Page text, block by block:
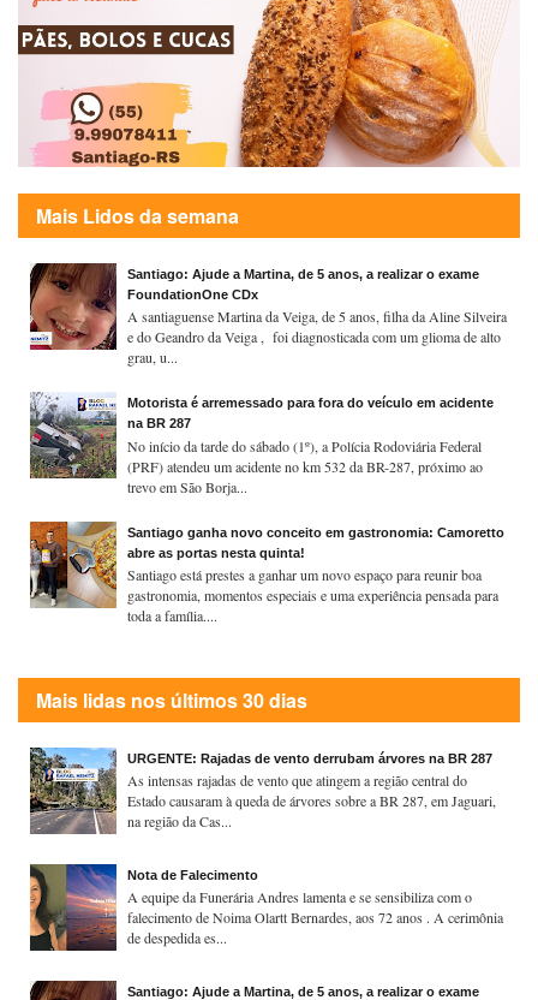
Mais Lidos da semana
Santiago: Ajude a Martina, de 5 anos, a realizar o exame
FoundationOne CDx
A santiaguense Martina da Veiga, de 5 anos, filha da Aline Silveira
e do Geandro da Veiga , foi diagnosticada com um glioma de alto
grau, u...
Motorista é arremessado para fora do veículo em acidente
na BR 287
No início da tarde do sábado (1º), a Polícia Rodoviária Federal
(PRF) atendeu um acidente no km 532 da BR-287, próximo ao
trevo em São Borja...
Santiago ganha novo conceito em gastronomia: Camoretto
abre as portas nesta quinta!
Santiago está prestes a ganhar um novo espaço para reunir boa
gastronomia, momentos especiais e uma experiência pensada para
toda a família....
Mais lidas nos últimos 30 dias
URGENTE: Rajadas de vento derrubam árvores na BR 287
As intensas rajadas de vento que atingem a região central do
Estado causaram à queda de árvores sobre a BR 287, em Jaguari,
na região da Cas...
Nota de Falecimento
A equipe da Funerária Andres lamenta e se sensibiliza com o
falecimento de Noima Olartt Bernardes, aos 72 anos . A cerimônia
de despedida es...
Santiago: Ajude a Martina, de 5 anos, a realizar o exame